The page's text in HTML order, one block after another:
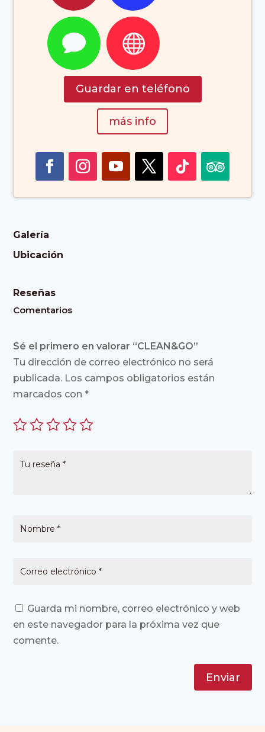
 
Guardar en teléfono
más info
Galería
Ubicación
Reseñas
Comentarios
Sé el primero en valorar “CLEAN&GO”
Tu dirección de correo electrónico no será
publicada. Los campos obligatorios están
marcados con*
Guarda mi nombre, correo electrónico y web
en este navegador para la próxima vez que
comente.
Enviar